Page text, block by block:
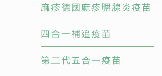
麻疹德國麻疹腮腺炎疫苗
四合一補追疫苗
第二代五合一疫苗